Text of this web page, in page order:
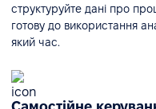
структуруйте дані про
готову до використання
який час.